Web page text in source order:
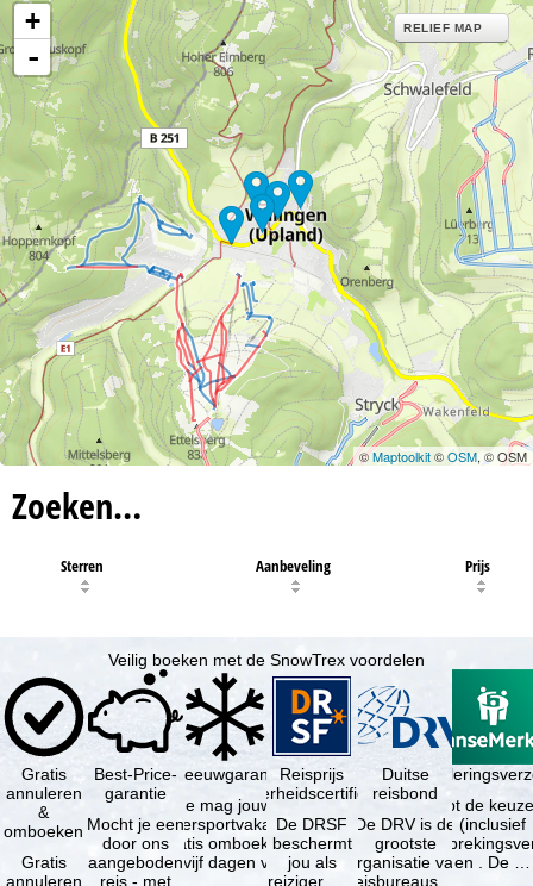
+
-
RELIEF MAP
©Maptoolkit©OSM, © OSM
Zoeken…
Sterren Aanbeveling Prijs
Veilig boeken met de SnowTrex voordelen
Gratis
annuleren
&
omboeken
Gratis
annuleren
Best-Price-
garantie
Mocht je een
door ons
aangeboden
reis - met
Sneeuwgarantie
Je mag jouw
wintersportvakantie
gratis omboeken
als vijf dagen voor
Reisprijs
zekerheidscertificaat
De DRSF
beschermt
jou als
reiziger met
Duitse
reisbond
De DRV is de
grootste
organisatie van
reisbureaus en
Je hebt de
(inclusief
en . De …